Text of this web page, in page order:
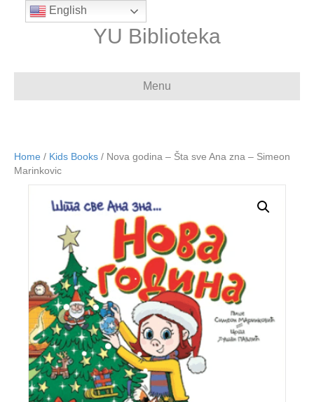
YU Biblioteka
Menu
Home / Kids Books / Nova godina – Šta sve Ana zna – Simeon
Marinkovic
English